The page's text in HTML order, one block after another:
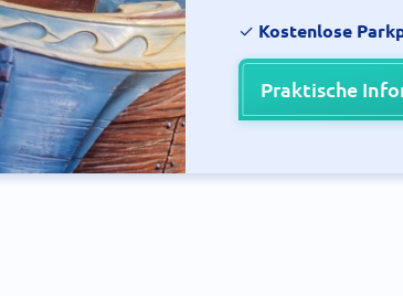
✓ Kostenlose
Praktische